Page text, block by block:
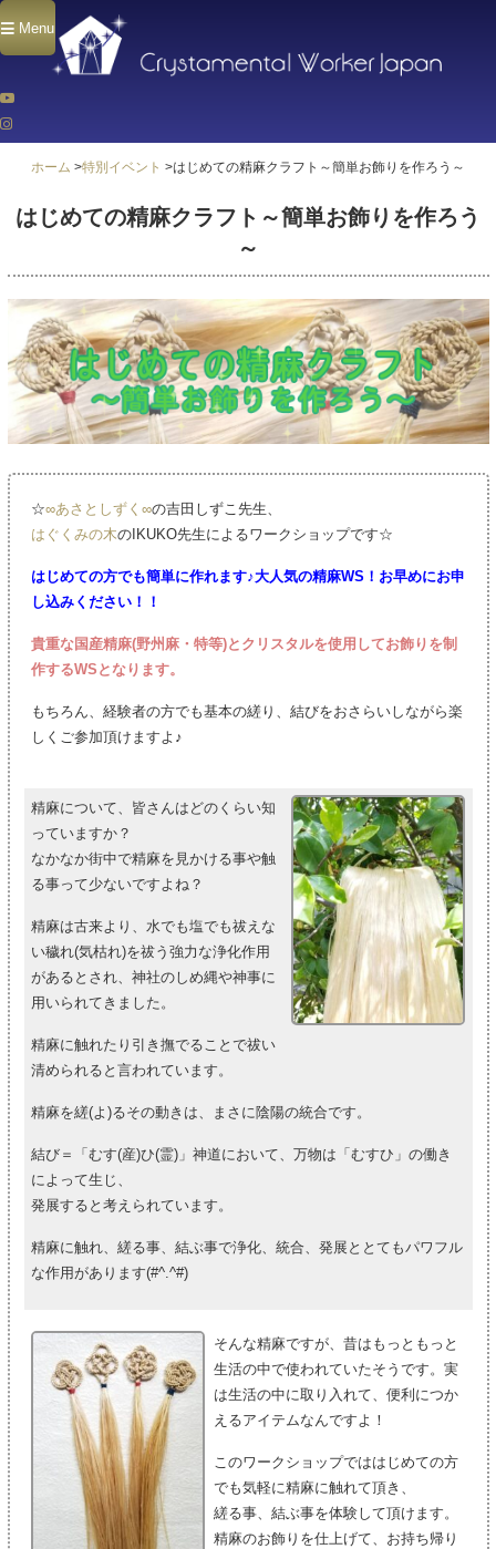
Menu
ホーム >特別イベント >はじめての精麻クラフト～簡単お飾りを作ろう～
はじめての精麻クラフト～簡単お飾りを作ろう
～
☆∞あさとしずく∞の吉田しずこ先生、
はぐくみの木のIKUKO先生によるワークショップです☆
はじめての方でも簡単に作れます♪大人気の精麻WS！お早めにお申
し込みください！！
貴重な国産精麻(野州麻・特等)とクリスタルを使用してお飾りを制
作するWSとなります。
もちろん、経験者の方でも基本の縒り、結びをおさらいしながら楽
しくご参加頂けますよ♪
精麻について、皆さんはどのくらい知
っていますか？
なかなか街中で精麻を見かける事や触
る事って少ないですよね？
精麻は古来より、水でも塩でも祓えな
い穢れ(気枯れ)を祓う強力な浄化作用
があるとされ、神社のしめ縄や神事に
用いられてきました。
精麻に触れたり引き撫でることで祓い
清められると言われています。
精麻を縒(よ)るその動きは、まさに陰陽の統合です。
結び＝「むす(産)ひ(霊)」神道において、万物は「むすひ」の働き
によって生じ、
発展すると考えられています。
精麻に触れ、縒る事、結ぶ事で浄化、統合、発展ととてもパワフル
な作用があります(#^.^#)
そんな精麻ですが、昔はもっともっと
生活の中で使われていたそうです。実
は生活の中に取り入れて、便利につか
えるアイテムなんですよ！
このワークショップでははじめての方
でも気軽に精麻に触れて頂き、
縒る事、結ぶ事を体験して頂けます。
精麻のお飾りを仕上げて、お持ち帰り